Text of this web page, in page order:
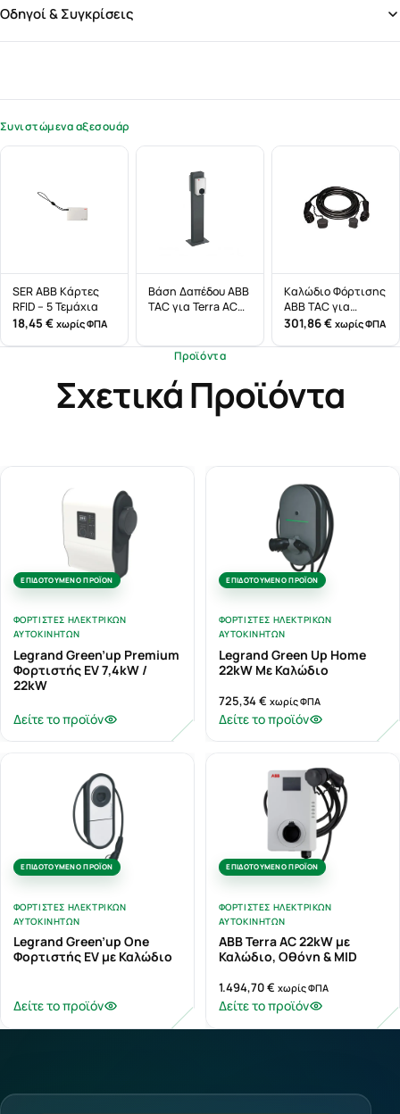
Οδηγοί & Συγκρίσεις
Συνιστώμενα αξεσουάρ
SER ΑΒΒ Κάρτες
RFID – 5 Τεμάχια
18,45 € χωρίς ΦΠΑ
Βάση Δαπέδου ABB
TAC για Terra AC
Καλώδιο Φόρτισης
ABB TAC για
Ηλεκτρικά
301,86€ χωρίς ΦΠΑ
Προϊόντα
Σχετικά Προϊόντα
ΕΠΙΔΟΤΟΎΜΕΝΟ ΠΡΟΪΌΝ
ΦΟΡΤΙΣΤΈΣ ΗΛΕΚΤΡΙΚΏΝ
ΑΥΤΟΚΙΝΉΤΩΝ
Legrand Green’up Premium
Φορτιστής EV 7,4kW /
22kW
Δείτε το προϊόν
ΕΠΙΔΟΤΟΎΜΕΝΟ ΠΡΟΪΌΝ
ΦΟΡΤΙΣΤΈΣ ΗΛΕΚΤΡΙΚΏΝ
ΑΥΤΟΚΙΝΉΤΩΝ
Legrand Green Up Home
22kW Με Καλώδιο
725,34€ χωρίς ΦΠΑ
Δείτε το προϊόν
ΕΠΙΔΟΤΟΎΜΕΝΟ ΠΡΟΪΌΝ
ΦΟΡΤΙΣΤΈΣ ΗΛΕΚΤΡΙΚΏΝ
ΑΥΤΟΚΙΝΉΤΩΝ
Legrand Green’up One
Φορτιστής EV με Καλώδιο
Δείτε το προϊόν
ΕΠΙΔΟΤΟΎΜΕΝΟ ΠΡΟΪΌΝ
ΦΟΡΤΙΣΤΈΣ ΗΛΕΚΤΡΙΚΏΝ
ΑΥΤΟΚΙΝΉΤΩΝ
ABB Terra AC 22kW με
Καλώδιο, Οθόνη & MID
1.494,70€ χωρίς ΦΠΑ
Δείτε το προϊόν